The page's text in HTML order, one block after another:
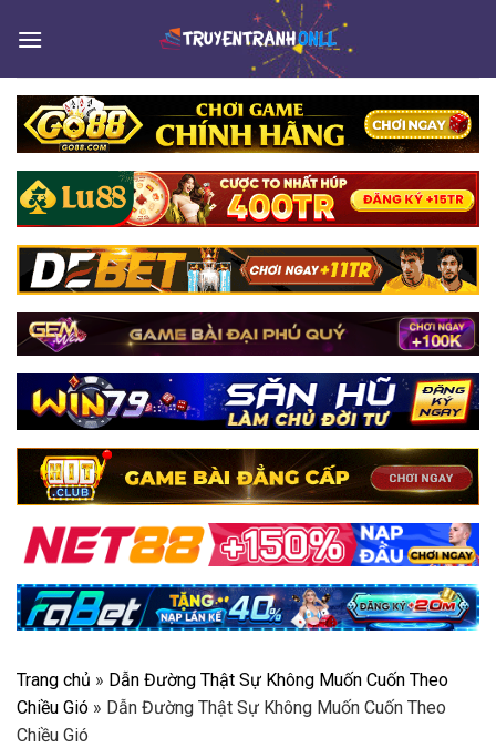
Trang chủ » Dẫn Đường Thật Sự Không Muốn Cuốn Theo
Chiều Gió » Dẫn Đường Thật Sự Không Muốn Cuốn Theo
Chiều Gió